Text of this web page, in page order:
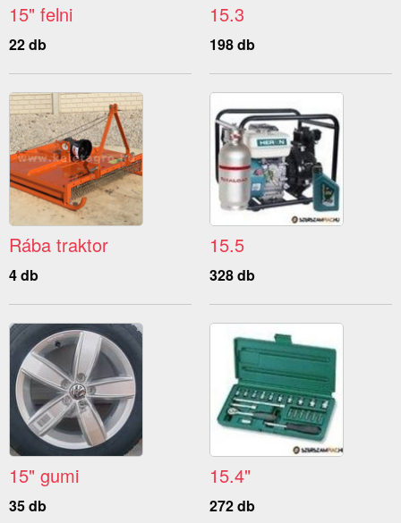
15" felni
22 db
15.3
198 db
Rába traktor
4 db
15.5
328 db
15" gumi
35 db
15.4"
272 db